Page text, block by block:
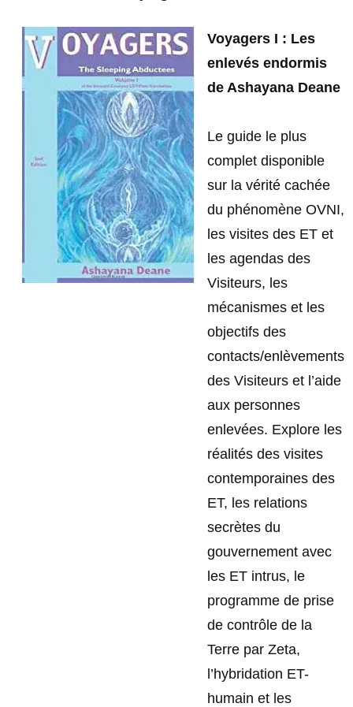
Voyagers I : Les
enlevés endormis
de Ashayana Deane
Le guide le plus
complet disponible
sur la vérité cachée
du phénomène OVNI,
les visites des ET et
les agendas des
Visiteurs, les
mécanismes et les
objectifs des
contacts/enlèvements
des Visiteurs et l’aide
aux personnes
enlevées. Explore les
réalités des visites
contemporaines des
ET, les relations
secrètes du
gouvernement avec
les ET intrus, le
programme de prise
de contrôle de la
Terre par Zeta,
l’hybridation ET-
humain et les